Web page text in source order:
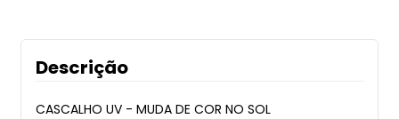
Descrição
CASCALHO UV - MUDA DE COR NO SOL